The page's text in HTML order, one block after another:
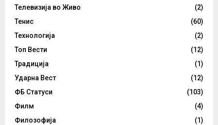
Телевизија во Живо
(2)
Тенис
(60)
Технологија
(2)
Топ Вести
(12)
Традиција
(1)
Ударна Вест
(12)
ФБ Статуси
(103)
Филм
(4)
Филозофија
(1)